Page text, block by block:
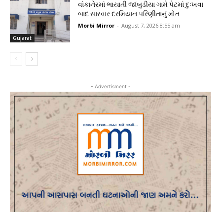
Gujarat
વાંકાનેરમાં ભાયાતી જાંબુડીયા ગામે પેટમાં દુઃખવા
બાદ સારવાર દરમિયાન પરિણીતાનું મોત
Morbi Mirror - August 7, 2026 8:55 am
- Advertisment -